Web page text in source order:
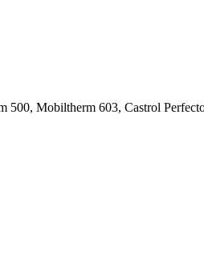
Mobiltherm 603, Castrol